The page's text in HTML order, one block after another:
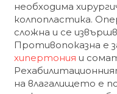
необходима
колпопластика.
сложна и се
Противопоказна е
хипертония и
на влагалището е